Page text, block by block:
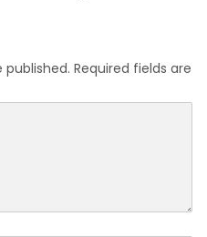
published. Required fields are